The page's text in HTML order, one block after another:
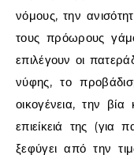
νόμους, την
τους πρόωρους
επιλέγουν οι
νύφης, το
οικογένεια, την
επιείκειά της (για
ξεφύγει από την